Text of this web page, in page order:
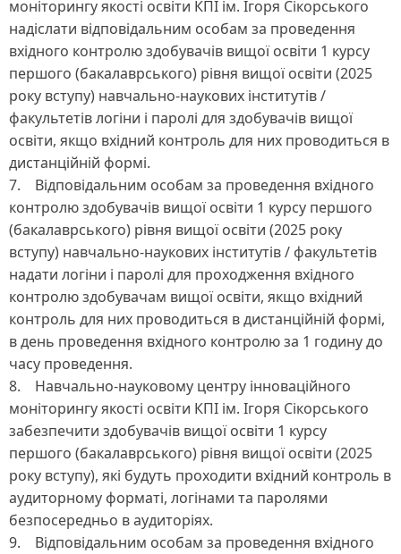
моніторингу якості освіти КПІ ім. Ігоря Сікорського
надіслати відповідальним особам за проведення
вхідного контролю здобувачів вищої освіти 1 курсу
першого (бакалаврського) рівня вищої освіти (2025
року вступу) навчально-наукових інститутів /
факультетів логіни і паролі для здобувачів вищої
освіти, якщо вхідний контроль для них проводиться в
дистанційній формі.
7. Відповідальним особам за проведення вхідного
контролю здобувачів вищої освіти 1 курсу першого
(бакалаврського) рівня вищої освіти (2025 року
вступу) навчально-наукових інститутів / факультетів
надати логіни і паролі для проходження вхідного
контролю здобувачам вищої освіти, якщо вхідний
контроль для них проводиться в дистанційній формі,
в день проведення вхідного контролю за 1 годину до
часу проведення.
8. Навчально-науковому центру інноваційного
моніторингу якості освіти КПІ ім. Ігоря Сікорського
забезпечити здобувачів вищої освіти 1 курсу
першого (бакалаврського) рівня вищої освіти (2025
року вступу), які будуть проходити вхідний контроль в
аудиторному форматі, логінами та паролями
безпосередньо в аудиторіях.
9. Відповідальним особам за проведення вхідного